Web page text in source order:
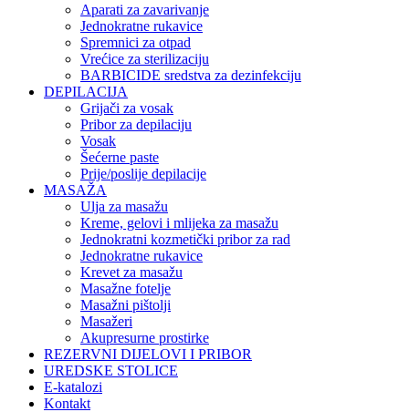
Aparati za zavarivanje
Jednokratne rukavice
Spremnici za otpad
Vrećice za sterilizaciju
BARBICIDE sredstva za dezinfekciju
DEPILACIJA
Grijači za vosak
Pribor za depilaciju
Vosak
Šećerne paste
Prije/poslije depilacije
MASAŽA
Ulja za masažu
Kreme, gelovi i mlijeka za masažu
Jednokratni kozmetički pribor za rad
Jednokratne rukavice
Krevet za masažu
Masažne fotelje
Masažni pištolji
Masažeri
Akupresurne prostirke
REZERVNI DIJELOVI I PRIBOR
UREDSKE STOLICE
E-katalozi
Kontakt